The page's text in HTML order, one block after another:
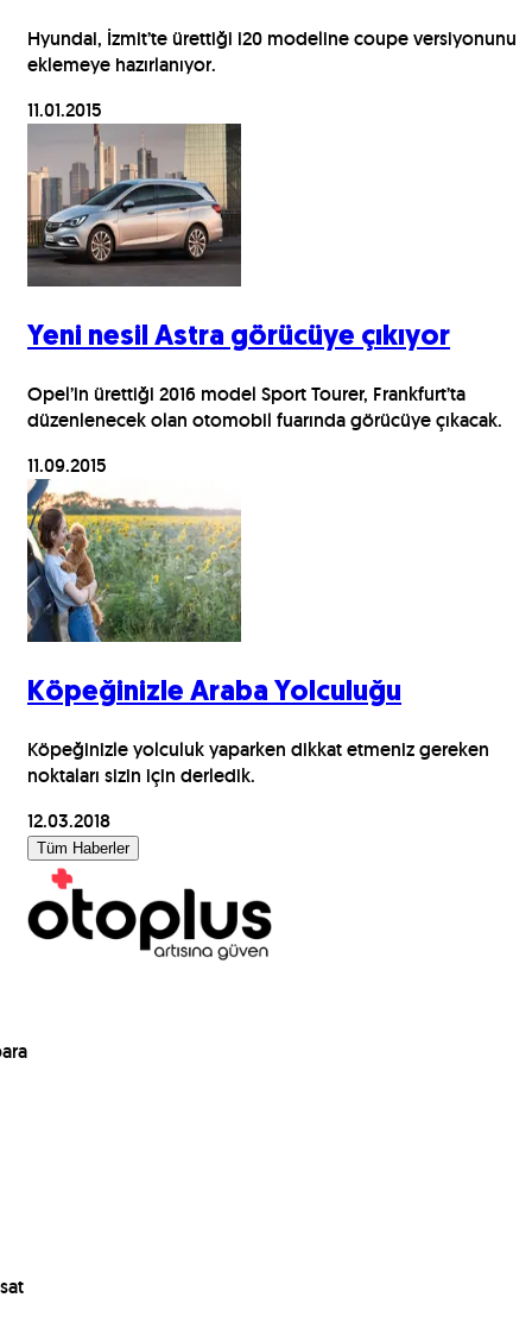
Hyundai, İzmit’te ürettiği i20 modeline coupe versiyonunu
eklemeye hazırlanıyor.
11.01.2015
Yeni nesil Astra görücüye çıkıyor
Opel’in ürettiği 2016 model Sport Tourer, Frankfurt’ta
düzenlenecek olan otomobil fuarında görücüye çıkacak.
11.09.2015
Köpeğinizle Araba Yolculuğu
Köpeğinizle yolculuk yaparken dikkat etmeniz gereken
noktaları sizin için derledik.
12.03.2018
Tüm Haberler